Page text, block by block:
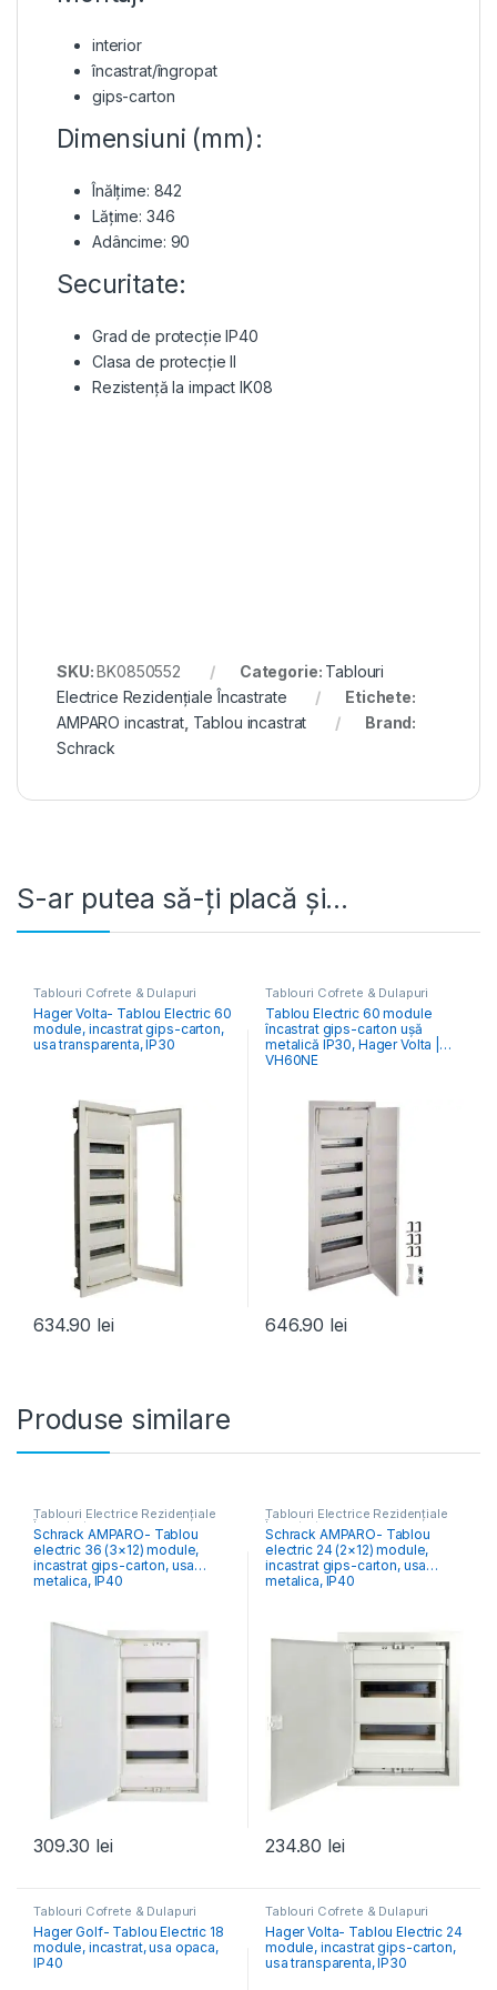
interior
încastrat/îngropat
gips-carton
Dimensiuni (mm):
Înălțime: 842
Lățime: 346
Adâncime: 90
Securitate:
Grad de protecție IP40
Clasa de protecție II
Rezistență la impact IK08
SKU:BK0850552 Categorie: Tablouri
Electrice Rezidențiale Încastrate
Etichete:
AMPARO incastrat, Tablou incastrat
Brand:
Schrack
S-ar putea să-ți placă și…
Tablouri Cofrete & Dulapuri
Electrice ,Tablouri Electrice
Rezidențiale Încastrate
Hager Volta- Tablou Electric 60
module, incastrat gips-carton,
usa transparenta, IP30
634.90 lei
Tablouri Cofrete & Dulapuri
Electrice, Tablouri Electrice
Rezidențiale Încastrate
Tablou Electric 60 module
încastrat gips-carton ușă
metalică IP30, Hager Volta |
VH60NE
646.90 lei
Produse similare
Tablouri Electrice Rezidențiale
Încastrate
Schrack AMPARO- Tablou
electric 36 (3×12) module,
incastrat gips-carton, usa
metalica, IP40
309.30 lei
Tablouri Electrice Rezidențiale
Încastrate
Schrack AMPARO- Tablou
electric 24 (2×12) module,
incastrat gips-carton, usa
metalica, IP40
234.80 lei
Tablouri Cofrete & Dulapuri
Electrice Tablouri Electrice
Rezidențiale Încastrate
Hager Golf- Tablou Electric 18
module, incastrat, usa opaca,
IP40
Tablouri Cofrete & Dulapuri
Electrice ,Tablouri Electrice
Rezidențiale Încastrate
Hager Volta- Tablou Electric 24
module, incastrat gips-carton,
usa transparenta, IP30